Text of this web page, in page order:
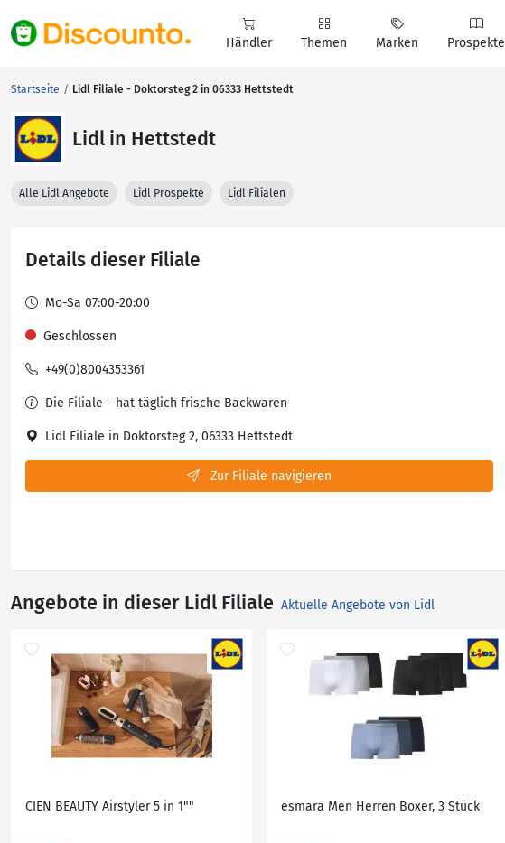
Händler Themen Marken Prospekte
Startseite Lidl Filiale - Doktorsteg 2 in 06333 Hettstedt
Lidl in Hettstedt
Alle Lidl Angebote Lidl Prospekte Lidl Filialen
Details dieser Filiale
Mo-Sa 07:00-20:00
Geschlossen
+49(0)8004353361
Die Filiale - hat täglich frische Backwaren
Lidl Filiale in Doktorsteg 2, 06333 Hettstedt
Zur Filiale navigieren
Angebote in dieser Lidl Filiale Aktuelle Angebote von Lidl
CIEN BEAUTY Airstyler 5 in 1"" esmara Men Herren Boxer, 3 Stück